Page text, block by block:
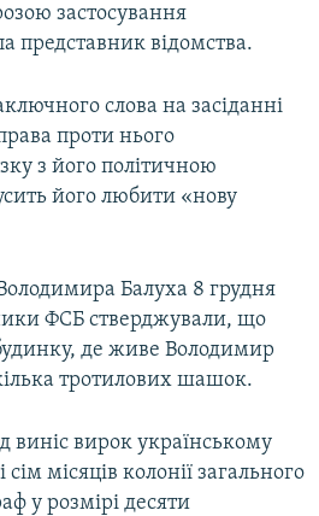
застосування
представник відомства.
слова на засіданні
проти нього
з його політичною
його любити «нову
Балуха 8 грудня
ФСБ стверджували, що
де живе Володимир
тротилових шашок.
виніс вирок українському
місяців колонії загального
у розмірі десяти